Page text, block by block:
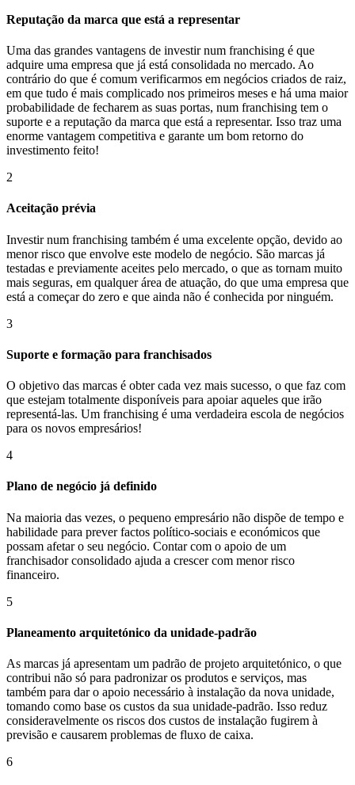
Reputação da marca que está a representar
Uma das grandes vantagens de investir num franchising é que
adquire uma empresa que já está consolidada no mercado. Ao
contrário do que é comum verificarmos em negócios criados de raiz,
em que tudo é mais complicado nos primeiros meses e há uma maior
probabilidade de fecharem as suas portas, num franchising tem o
suporte e a reputação da marca que está a representar. Isso traz uma
enorme vantagem competitiva e garante um bom retorno do
investimento feito!
2
Aceitação prévia
Investir num franchising também é uma excelente opção, devido ao
menor risco que envolve este modelo de negócio. São marcas já
testadas e previamente aceites pelo mercado, o que as tornam muito
mais seguras, em qualquer área de atuação, do que uma empresa que
está a começar do zero e que ainda não é conhecida por ninguém.
3
Suporte e formação para franchisados
O objetivo das marcas é obter cada vez mais sucesso, o que faz com
que estejam totalmente disponíveis para apoiar aqueles que irão
representá-las. Um franchising é uma verdadeira escola de negócios
para os novos empresários!
4
Plano de negócio já definido
Na maioria das vezes, o pequeno empresário não dispõe de tempo e
habilidade para prever factos político-sociais e económicos que
possam afetar o seu negócio. Contar com o apoio de um
franchisador consolidado ajuda a crescer com menor risco
financeiro.
5
Planeamento arquitetónico da unidade-padrão
As marcas já apresentam um padrão de projeto arquitetónico, o que
contribui não só para padronizar os produtos e serviços, mas
também para dar o apoio necessário à instalação da nova unidade,
tomando como base os custos da sua unidade-padrão. Isso reduz
consideravelmente os riscos dos custos de instalação fugirem à
previsão e causarem problemas de fluxo de caixa.
6